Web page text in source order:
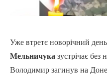
Уже втретє новорічний
Мельничука зустрічає без
Володимир загинув на